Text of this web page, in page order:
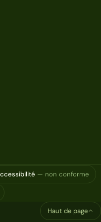
— non conforme
Haut de page